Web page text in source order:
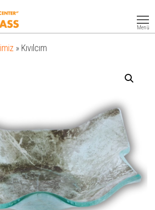
Glass
Menü
» Kıvılcım